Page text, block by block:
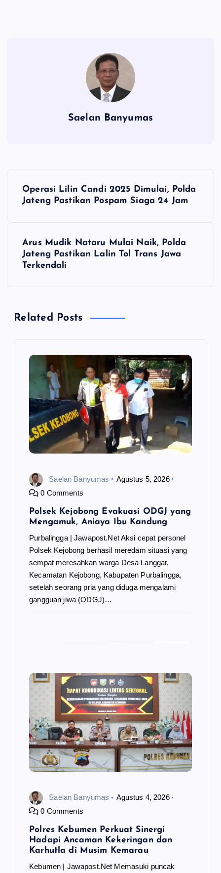
Saelan Banyumas
s
Operasi Lilin Candi 2025 Dimulai, Polda
Jateng Pastikan Pospam Siaga 24 Jam
Arus Mudik Nataru Mulai Naik, Polda
Jateng Pastikan Lalin Tol Trans Jawa
Terkendali
Related Posts
Saelan Banyumas
Agustus 5, 2026
0 Comments
Polsek Kejobong Evakuasi ODGJ yang
Mengamuk, Aniaya Ibu Kandung
Purbalingga | Jawapost.Net Aksi cepat personel
Polsek Kejobong berhasil meredam situasi yang
sempat meresahkan warga Desa Langgar,
Kecamatan Kejobong, Kabupaten Purbalingga,
setelah seorang pria yang diduga mengalami
gangguan jiwa (ODGJ)…
Saelan Banyumas
Agustus 4, 2026
0 Comments
Polres Kebumen Perkuat Sinergi
Hadapi Ancaman Kekeringan dan
Karhutla di Musim Kemarau
Kebumen | Jawapost.Net Memasuki puncak